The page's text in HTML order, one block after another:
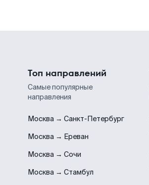
Топ направлений
Самые популярные
направления
Москва → Санкт-Петербург
Москва → Ереван
Москва → Сочи
Москва → Стамбул